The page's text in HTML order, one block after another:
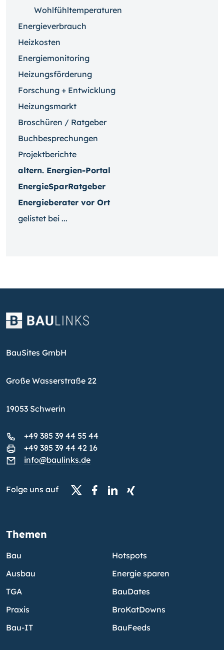
Wohlfühltemperaturen
Energieverbrauch
Heizkosten
Energiemonitoring
Heizungsförderung
Forschung + Entwicklung
Heizungsmarkt
Broschüren / Ratgeber
Buchbesprechungen
Projektberichte
altern. Energien-Portal
EnergieSparRatgeber
Energieberater vor Ort
gelistet bei ...
BauSites GmbH
Große Wasserstraße 22
19053 Schwerin
+49 385 39 44 55 44
+49 385 39 44 42 16
info@baulinks.de
Folge uns auf
Themen
Bau
Ausbau
TGA
Praxis
Bau-IT
Hotspots
Energie sparen
BauDates
BroKatDowns
BauFeeds